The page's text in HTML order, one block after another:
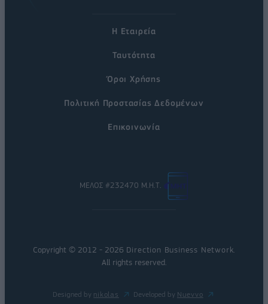
Η Εταιρεία
Ταυτότητα
Όροι Χρήσης
Πολιτική Προστασίας Δεδομένων
Επικοινωνία
ΜΕΛΟΣ #232470 Μ.Η.Τ.
Copyright © 2012 - 2026 Direction Business Network
All rights reserved.
Designed by nikolas Developed by Nuevvo